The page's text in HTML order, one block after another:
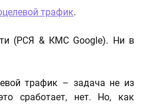
трафик.
(РСЯ & КМС Google). Ни в
трафик – задача не из
сработает, нет. Но, как